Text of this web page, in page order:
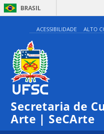
BRASIL
ACESSIBILIDADE ALTO
Secretaria de
Arte | SeCArte